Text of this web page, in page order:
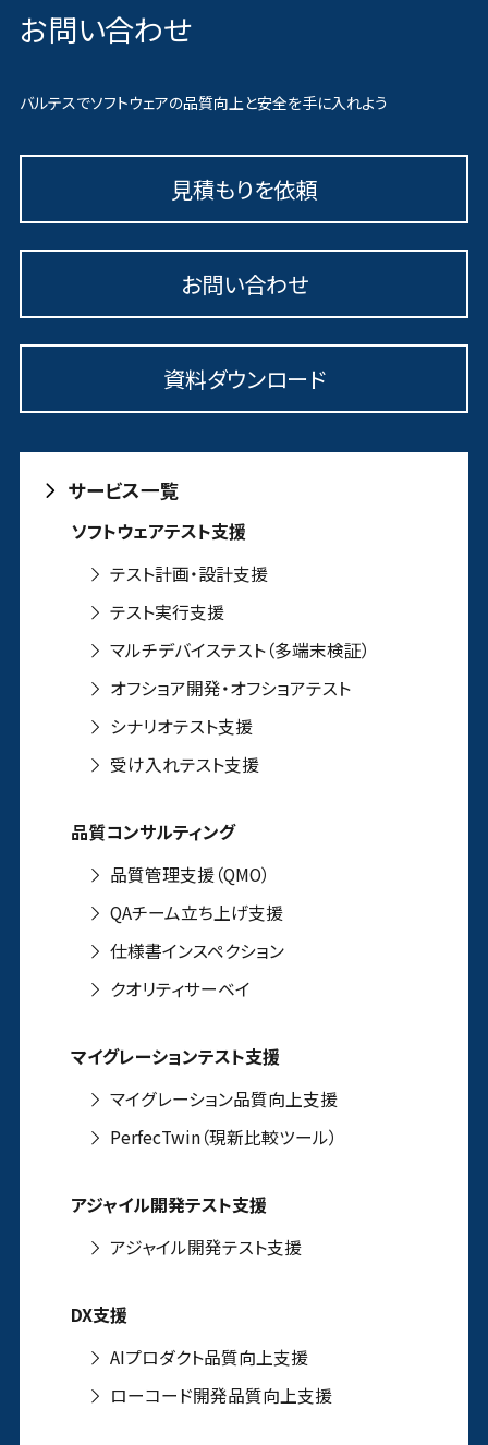
お問い合わせ
バルテスでソフトウェアの品質向上と安全を手に入れよう
見積もりを依頼
お問い合わせ
資料ダウンロード
サービス一覧
ソフトウェアテスト支援
テスト計画・設計支援
テスト実行支援
マルチデバイステスト（多端末検証）
オフショア開発・オフショアテスト
シナリオテスト支援
受け入れテスト支援
品質コンサルティング
品質管理支援（QMO）
QAチーム立ち上げ支援
仕様書インスペクション
クオリティサーベイ
マイグレーションテスト支援
マイグレーション品質向上支援
PerfecTwin（現新比較ツール）
アジャイル開発テスト支援
アジャイル開発テスト支援
DX支援
AIプロダクト品質向上支援
ローコード開発品質向上支援